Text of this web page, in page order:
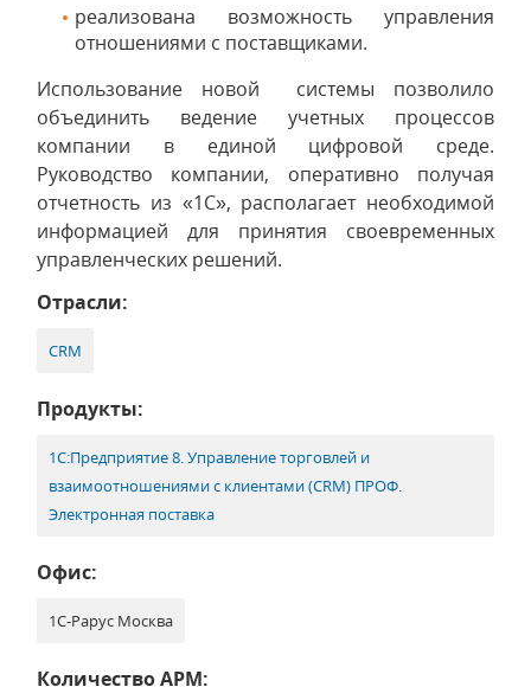
реализована возможность управления
отношениями с поставщиками.
Использование новой системы позволило
объединить ведение учетных процессов
компании в единой цифровой среде.
Руководство компании, оперативно получая
отчетность из «1С», располагает необходимой
информацией для принятия своевременных
управленческих решений.
Отрасли:
CRM
Продукты:
1С:Предприятие 8. Управление торговлей и
взаимоотношениями с клиентами (CRM) ПРОФ.
Электронная поставка
Офис:
1С-Рарус Москва
Количество АРМ: